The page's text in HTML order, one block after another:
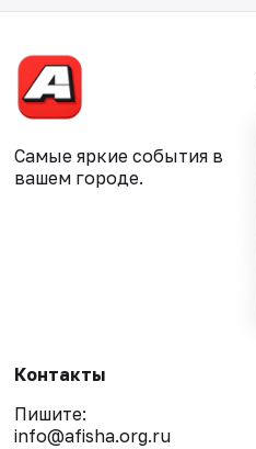
Самые яркие события в
вашем городе.
Контакты
Пишите:
info@afisha.org.ru